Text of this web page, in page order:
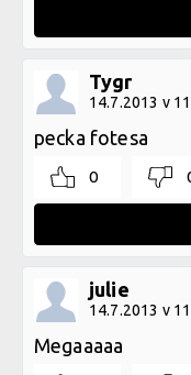
Tygr
14.7.2013 v
pecka fotesa
0
julie
14.7.2013 v
Megaaaaa